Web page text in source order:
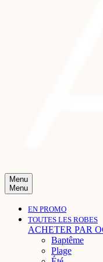
Menu
Menu
EN PROMO
TOUTES LES ROBES
ACHETER PAR
Baptême
Plage